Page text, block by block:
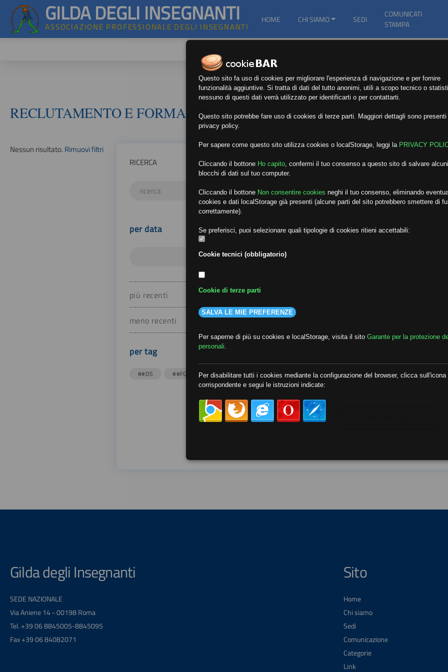
GILDA DEGLI INSEGNANTI
ASSOCIAZIONE PROFESSIONALE DEGLI INSEGNANTI
HOME CHI SIAMO SEDI
COMUNICATI
STAMPA
RECLUTAMENTO E FORMAZIONE
Nessun risultato.Rimuovi filtri
RICERCA
per data
più recenti
meno recenti
per tag
##DS ##FGU ##Gilda ##audoizioni ##autonomia
Gilda degli Insegnanti
SEDE NAZIONALE
Via Aniene 14 - 00198 Roma
Tel. +39 06 8845005-8845095
Fax +39 06 84082071
Sito
Home
Chi siamo
Sedi
Comunicazione
Categorie
Link
Questo sito fa uso di cookies per migliorare l'esperienza di navigazione e per fornire
funzionalità aggiuntive. Si tratta di dati del tutto anonimi, utili a scopo tecnico o
nessuno di questi dati verrà utilizzato per identificarti o per contattarti.
Questo sito potrebbe fare uso di cookies di terze parti. Maggiori dettagli sono
privacy policy.
Per sapere come questo sito utilizza cookies o localStorage, leggi la PRIVACY
Cliccando il bottone Ho capito confermi il tuo consenso a questo sito di salvare
blocchi di dati sul tuo computer.
Cliccando il bottone Non consentire cookies neghi il tuo consenso, eliminando
cookies e dati localStorage già presenti (alcune parti del sito potrebbero smettere di
correttamente).
Se preferisci, puoi selezionare quali tipologie di cookies ritieni accettabili:
Cookie tecnici (obbligatorio)
Cookie di terze parti
SALVA LE MIE PREFERENZE
Per saperne di più su cookies e localStorage, visita il sito Garante per la protezione
personali
Per disabilitare tutti i cookies mediante la configurazione del browser, clicca sull'icona
corrispondente e segui le istruzioni indicate: